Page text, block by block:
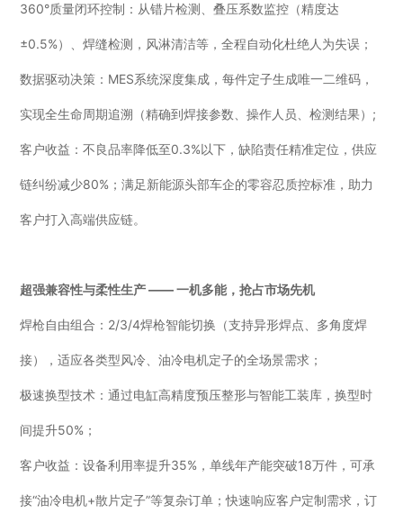
360°质量闭环控制：从错片检测、叠压系数监控（精度达
±0.5%）、焊缝检测，风淋清洁等，全程自动化杜绝人为失误；
数据驱动决策：MES系统深度集成，每件定子生成唯一二维码，
实现全生命周期追溯（精确到焊接参数、操作人员、检测结果）;
客户收益：不良品率降低至0.3%以下，缺陷责任精准定位，供应
链纠纷减少80%；满足新能源头部车企的零容忍质控标准，助力
客户打入高端供应链。
超强兼容性与柔性生产 —— 一机多能，抢占市场先机
焊枪自由组合：2/3/4焊枪智能切换（支持异形焊点、多角度焊
接），适应各类型风冷、油冷电机定子的全场景需求；
极速换型技术：通过电缸高精度预压整形与智能工装库，换型时
间提升50%；
客户收益：设备利用率提升35%，单线年产能突破18万件，可承
接“油冷电机+散片定子”等复杂订单；快速响应客户定制需求，订